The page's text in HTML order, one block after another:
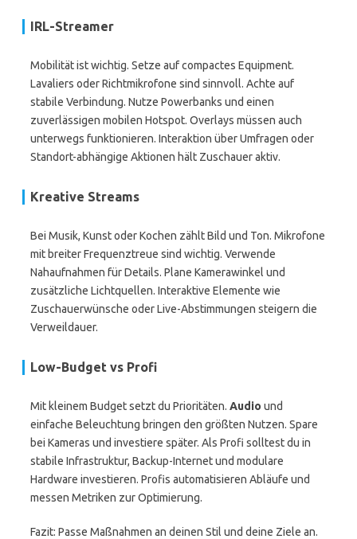
IRL-Streamer
Mobilität ist wichtig. Setze auf compactes Equipment.
Lavaliers oder Richtmikrofone sind sinnvoll. Achte auf
stabile Verbindung. Nutze Powerbanks und einen
zuverlässigen mobilen Hotspot. Overlays müssen auch
unterwegs funktionieren. Interaktion über Umfragen oder
Standort-abhängige Aktionen hält Zuschauer aktiv.
Kreative Streams
Bei Musik, Kunst oder Kochen zählt Bild und Ton. Mikrofone
mit breiter Frequenztreue sind wichtig. Verwende
Nahaufnahmen für Details. Plane Kamerawinkel und
zusätzliche Lichtquellen. Interaktive Elemente wie
Zuschauerwünsche oder Live-Abstimmungen steigern die
Verweildauer.
Low-Budget vs Profi
Mit kleinem Budget setzt du Prioritäten. Audio und
einfache Beleuchtung bringen den größten Nutzen. Spare
bei Kameras und investiere später. Als Profi solltest du in
stabile Infrastruktur, Backup-Internet und modulare
Hardware investieren. Profis automatisieren Abläufe und
messen Metriken zur Optimierung.
Fazit: Passe Maßnahmen an deinen Stil und deine Ziele an.